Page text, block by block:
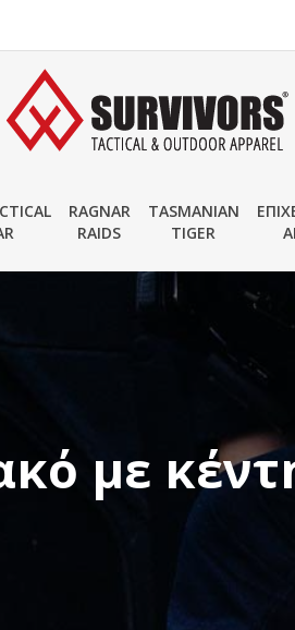
RAGNAR
RAIDS
TASMANIAN
TIGER
με